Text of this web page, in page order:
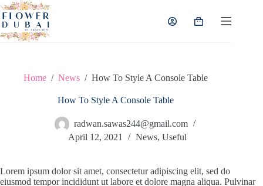
Skip
to
content
Shopping
Home / News / How To Style A Console Table
How To Style A Console Table
radwan.sawas244@gmail.com
April 12, 2021
News,Useful
Lorem ipsum dolor sit amet, consectetur adipiscing elit, sed do
eiusmod tempor incididunt ut labore et dolore magna aliqua. Pulvinar